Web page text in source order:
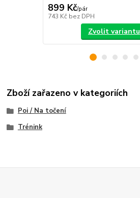
899 Kč/pár
743 Kč bez DPH
Zvolit variantu
Zboží zařazeno v kategoriích
Poi / Na točení
Trénink